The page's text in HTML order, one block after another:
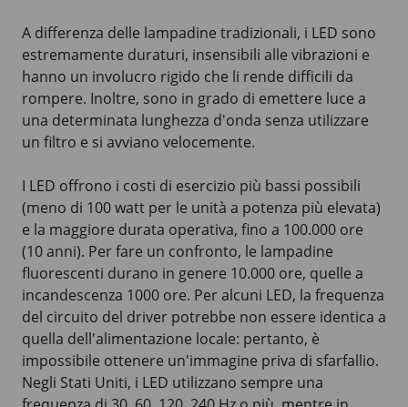
A differenza delle lampadine tradizionali, i LED sono
estremamente duraturi, insensibili alle vibrazioni e
hanno un involucro rigido che li rende difficili da
rompere. Inoltre, sono in grado di emettere luce a
una determinata lunghezza d'onda senza utilizzare
un filtro e si avviano velocemente.
I LED offrono i costi di esercizio più bassi possibili
(meno di 100 watt per le unità a potenza più elevata)
e la maggiore durata operativa, fino a 100.000 ore
(10 anni). Per fare un confronto, le lampadine
fluorescenti durano in genere 10.000 ore, quelle a
incandescenza 1000 ore. Per alcuni LED, la frequenza
del circuito del driver potrebbe non essere identica a
quella dell'alimentazione locale: pertanto, è
impossibile ottenere un'immagine priva di sfarfallio.
Negli Stati Uniti, i LED utilizzano sempre una